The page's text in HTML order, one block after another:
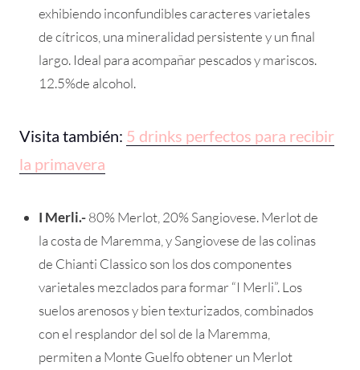
exhibiendo inconfundibles caracteres varietales
de cítricos, una mineralidad persistente y un final
largo. Ideal para acompañar pescados y mariscos.
12.5%de alcohol.
Visita también: 5 drinks perfectos para recibir
la primavera
I Merli.-80% Merlot, 20% Sangiovese. Merlot de
la costa de Maremma, y Sangiovese de las colinas
de Chianti Classico son los dos componentes
varietales mezclados para formar “I Merli”. Los
suelos arenosos y bien texturizados, combinados
con el resplandor del sol de la Maremma,
permiten a Monte Guelfo obtener un Merlot